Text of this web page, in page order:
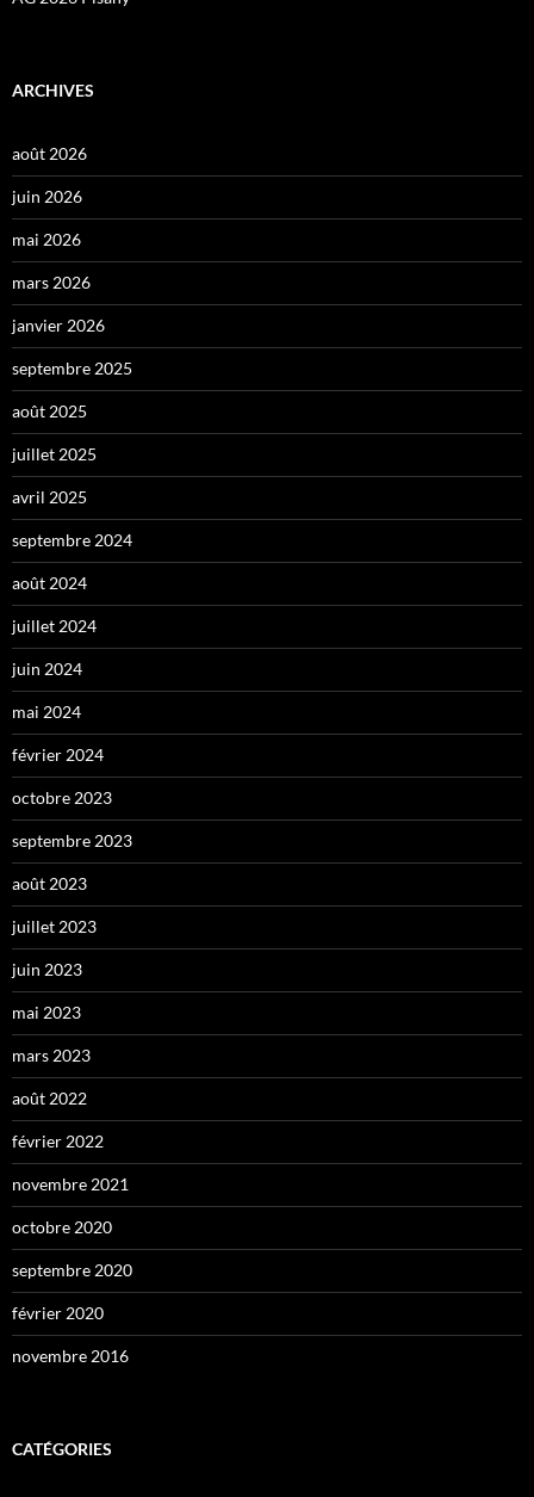
ARCHIVES
août 2026
juin 2026
mai 2026
mars 2026
janvier 2026
septembre 2025
août 2025
juillet 2025
avril 2025
septembre 2024
août 2024
juillet 2024
juin 2024
mai 2024
février 2024
octobre 2023
septembre 2023
août 2023
juillet 2023
juin 2023
mai 2023
mars 2023
août 2022
février 2022
novembre 2021
octobre 2020
septembre 2020
février 2020
novembre 2016
CATÉGORIES